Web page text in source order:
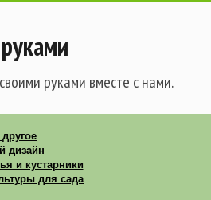
руками вместе с нами.
дизайн
и кустарники
для сада